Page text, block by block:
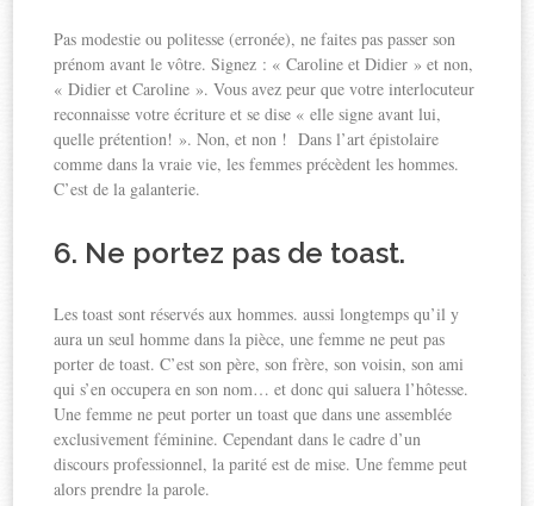
Pas modestie ou politesse (erronée), ne faites pas passer son
prénom avant le vôtre. Signez : « Caroline et Didier » et non,
« Didier et Caroline ». Vous avez peur que votre interlocuteur
reconnaisse votre écriture et se dise « elle signe avant lui,
quelle prétention! ». Non, et non ! Dans l’art épistolaire
comme dans la vraie vie, les femmes précèdent les hommes.
C’est de la galanterie.
6. Ne portez pas de toast.
Les toast sont réservés aux hommes. aussi longtemps qu’il y
aura un seul homme dans la pièce, une femme ne peut pas
porter de toast. C’est son père, son frère, son voisin, son ami
qui s’en occupera en son nom… et donc qui saluera l’hôtesse.
Une femme ne peut porter un toast que dans une assemblée
exclusivement féminine. Cependant dans le cadre d’un
discours professionnel, la parité est de mise. Une femme peut
alors prendre la parole.